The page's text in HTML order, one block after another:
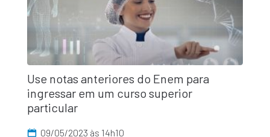
Use notas anteriores do Enem para
ingressar em um curso superior
particular
09/05/2023 às 14h10